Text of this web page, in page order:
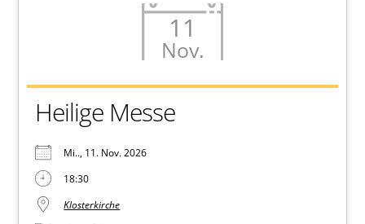
11
Nov.
Heilige Messe
Mi.., 11. Nov. 2026
18:30
Klosterkirche